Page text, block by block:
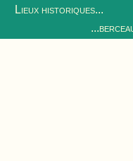
Lieux historiques...